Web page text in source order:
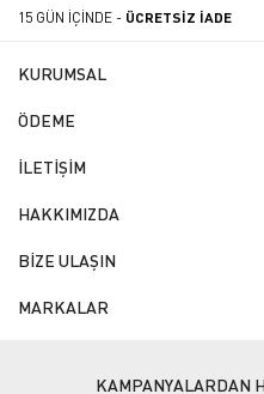
15 GÜN İÇİNDE - ÜCRETSİZ İADE
KURUMSAL
ÖDEME
İLETİŞİM
HAKKIMIZDA
BİZE ULAŞIN
MARKALAR
KAMPANYALARDAN